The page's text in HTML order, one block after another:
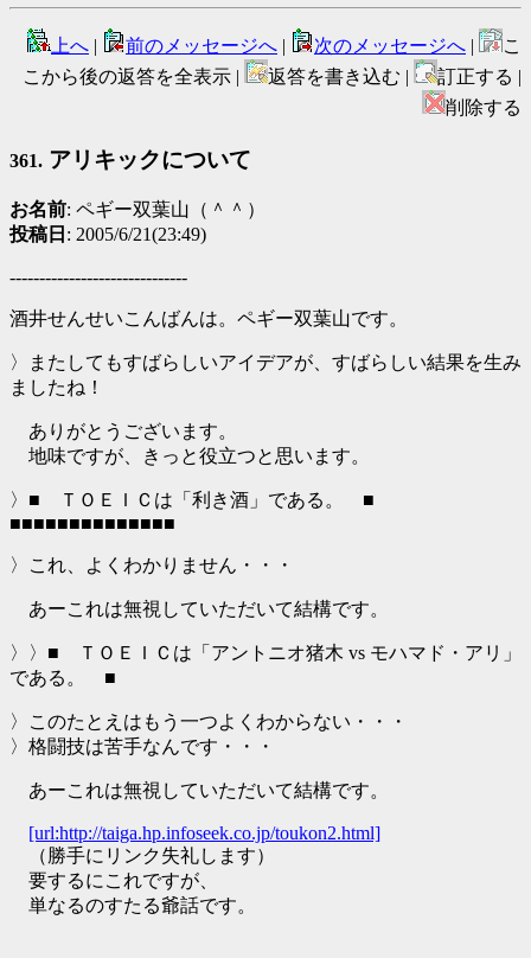
上へ | 前のメッセージへ | 次のメッセージへ |
こ
こから後の返答を全表示 |
返答を書き込む |
訂正する |
削除する
361. アリキックについて
お名前: ペギー双葉山（＾＾）
投稿日 : 2005/6/21(23:49)
------------------------------
酒井せんせいこんばんは。ペギー双葉山です。
〉またしてもすばらしいアイデアが、すばらしい結果を生み
ましたね！
ありがとうございます。
地味ですが、きっと役立つと思います。
〉■ ＴＯＥＩＣは「利き酒」である。 ■
■■■■■■■■■■■■■■
〉これ、よくわかりません・・・
あーこれは無視していただいて結構です。
〉〉■ ＴＯＥＩＣは「アントニオ猪木 vs モハマド・アリ」
である。 ■
〉このたとえはもう一つよくわからない・・・
〉格闘技は苦手なんです・・・
あーこれは無視していただいて結構です。
[url:http://taiga.hp.infoseek.co.jp/toukon2.html]
（勝手にリンク失礼します）
要するにこれですが、
単なるのすたる爺話です。